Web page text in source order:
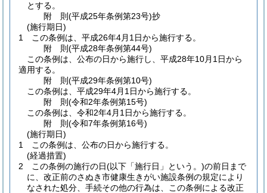
とする。
附 則(平成25年条例第23号)抄
(施行期日)
1
この条例は、平成26年4月1日から施行する。
附 則(平成28年条例第44号)
この条例は、公布の日から施行し、平成28年10月1日から
適用する。
附 則(平成29年条例第10号)
この条例は、平成29年4月1日から施行する。
附 則(令和2年条例第15号)
この条例は、令和2年4月1日から施行する。
附 則(令和7年条例第16号)
(施行期日)
1
この条例は、公布の日から施行する。
(経過措置)
2
この条例の施行の日(以下「施行日」という。)の前日まで
に、改正前のさぬき市健康生きがい施設条例の規定により
なされた処分、手続その他の行為は、この条例による改正